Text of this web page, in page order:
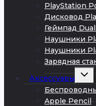
PlayStation
Дисковод
Геймпад
Наушники
Наушники
Зарядная
Аксессуары
меню
Apple Pencil